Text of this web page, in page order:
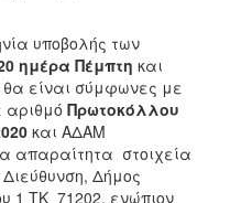
υποβολής των
ημέρα Πέμπτη και
είναι σύμφωνες με
αριθμό Πρωτοκόλλου
και ΑΔΑΜ
απαραίτητα στοιχεία
Δήμος
1 ΤΚ 71202, ενώπιον